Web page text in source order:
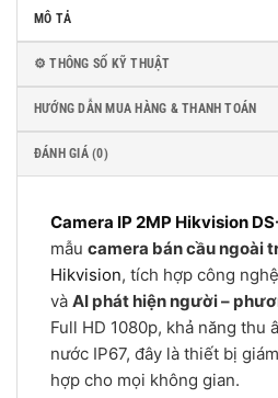
MÔ TẢ
⚙️ THÔNG SỐ KỸ THUẬT
HƯỚNG DẪN MUA HÀNG & THANH TOÁN
ĐÁNH GIÁ (0)
Camera IP 2MP Hikvision
mẫu camera bán cầu ngoài
Hikvision, tích hợp công nghệ
và AI phát hiện người –
Full HD 1080p, khả năng thu
nước IP67, đây là thiết bị
hợp cho mọi không gian.